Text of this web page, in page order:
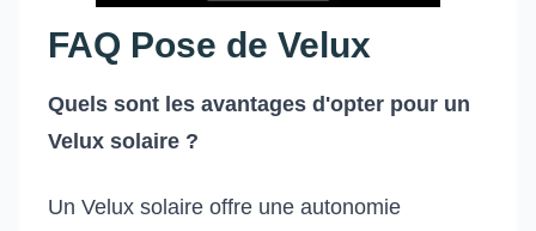
FAQ Pose de Velux
Quels sont les avantages d'opter pour un
Velux solaire ?
Un Velux solaire offre une autonomie